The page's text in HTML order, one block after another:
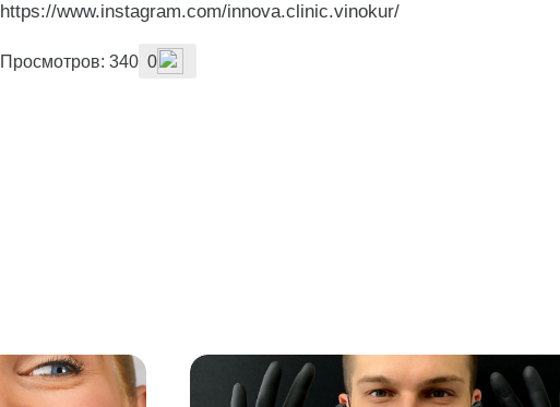
https://www.instagram.com/innova.clinic.vinokur/
Просмотров: 340 0